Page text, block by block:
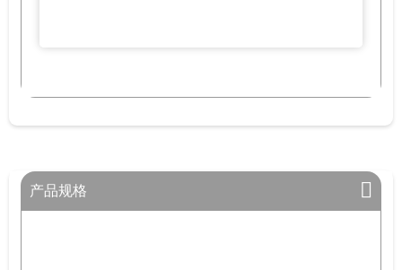
产品规格